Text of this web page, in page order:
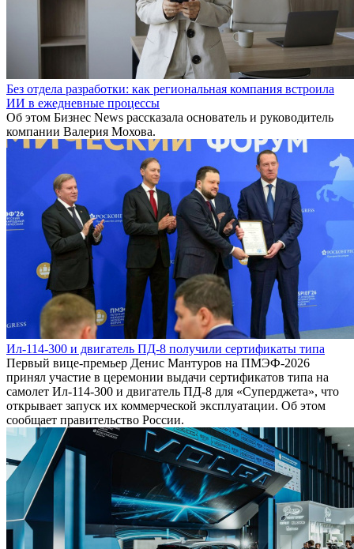
Без отдела разработки: как региональная компания встроила
ИИ в ежедневные процессы
Об этом Бизнес News рассказала основатель и руководитель
компании Валерия Мохова.
Ил-114-300 и двигатель ПД-8 получили сертификаты типа
Первый вице-премьер Денис Мантуров на ПМЭФ-2026
принял участие в церемонии выдачи сертификатов типа на
самолет Ил-114-300 и двигатель ПД-8 для «Суперджета», что
открывает запуск их коммерческой эксплуатации. Об этом
сообщает правительство России.